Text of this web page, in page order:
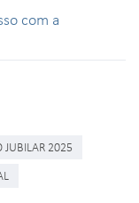
com a
JUBILAR 2025